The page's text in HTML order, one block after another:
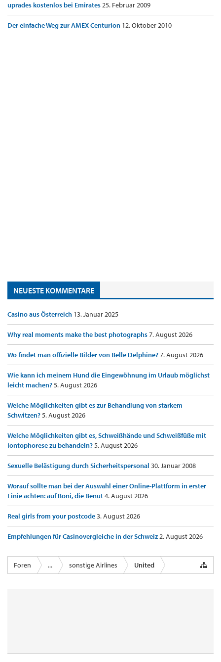
uprades kostenlos bei Emirates25. Februar 2009
Der einfache Weg zur AMEX Centurion 12. Oktober 2010
NEUESTE KOMMENTARE
Casino aus Österreich 13. Januar 2025
Why real moments make the best photographs7. August 2026
Wo findet man offizielle Bilder von Belle Delphine?7. August 2026
Wie kann ich meinem Hund die Eingewöhnung im Urlaub möglichst
leicht machen?5. August 2026
Welche Möglichkeiten gibt es zur Behandlung von starkem
Schwitzen?5. August 2026
Welche Möglichkeiten gibt es, Schweißhände und Schweißfüße mit
Iontophorese zu behandeln?5. August 2026
Sexuelle Belästigung durch Sicherheitspersonal 30. Januar 2008
Worauf sollte man bei der Auswahl einer Online-Plattform in erster
Linie achten: auf Boni, die Benut4. August 2026
Real girls from your postcode3. August 2026
Empfehlungen für Casinovergleiche in der Schweiz2. August 2026
Foren ... sonstige Airlines United